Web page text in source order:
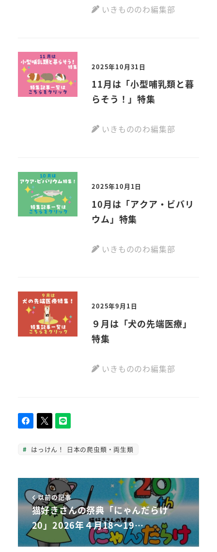
いきもののわ編集部
2025年10月31日
11月は「小型哺乳類と暮
らそう！」特集
いきもののわ編集部
2025年10月1日
10月は「アクア・ビバリ
ウム」特集
いきもののわ編集部
2025年9月1日
９月は「犬の先端医療」
特集
いきもののわ編集部
はっけん！ 日本の爬虫類・両生類
以前の記事
猫好きさんの祭典「にゃんだらけ
20」2026年４月18～19…